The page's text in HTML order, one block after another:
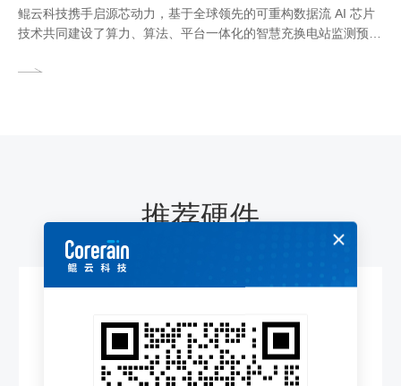
鲲云科技携手启源芯动力，基于全球领先的可重构数据流 AI 芯片
技术共同建设了算力、算法、平台一体化的智慧充换电站监测预警
人员入侵、吸烟、烟火、安全帽佩戴等危险行为。当系统检测到异
推荐硬件